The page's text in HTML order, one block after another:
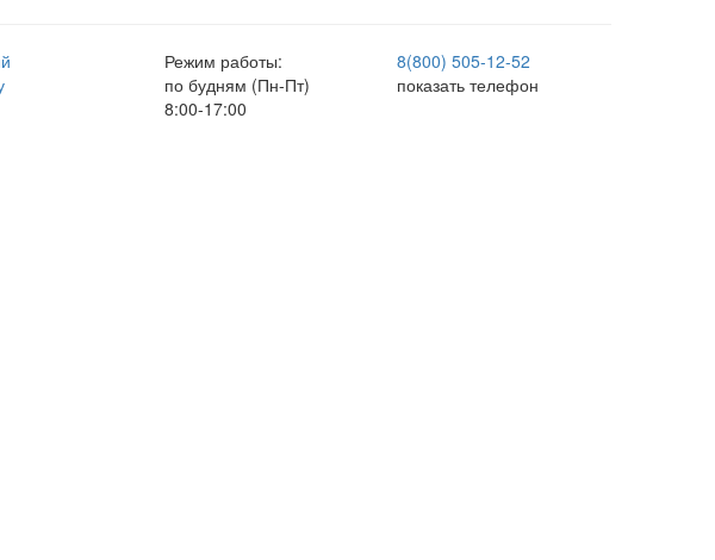
Режим работы:
по будням (Пн-Пт)
8:00-17:00
8(800) 505-12-52
показать телефон